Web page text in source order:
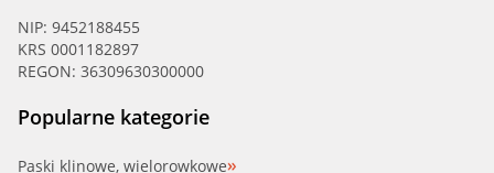
NIP: 9452188455
KRS 0001182897
REGON: 36309630300000
Popularne kategorie
Paski klinowe, wielorowkowe